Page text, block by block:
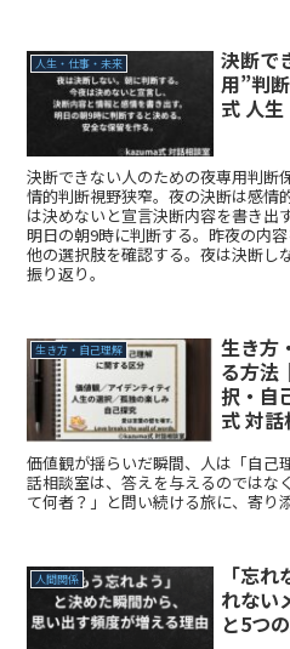
人生・仕事・未来
決断で
用”判
式 人
決断できない人のための夜専用判断
情的判断視野狭窄。夜の決断は感情
は決めないと宣言決断内容を書き出
明日の朝9時に判断する。昨夜の内
他の選択肢を確認する。夜は決断し
振り返り。
生き方・自己理解
生き方
る方法
択・自
式 対
価値観が揺らいだ瞬間、人は「自己
話相談室は、答えを与えるのではな
て何者？」と問い続ける旅に、寄り添
人間関係
「忘
れない
と5つ